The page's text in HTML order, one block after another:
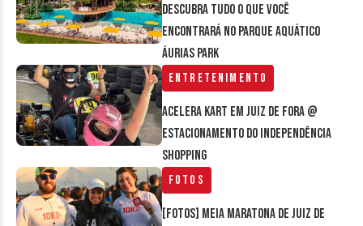
Descubra tudo o que você
encontrará no parque aquático
Áurias Park
Entretenimento
Acelera Kart em Juiz de Fora @
estacionamento do Independência
Shopping
Fotos
[FOTOS] Meia Maratona de Juiz de